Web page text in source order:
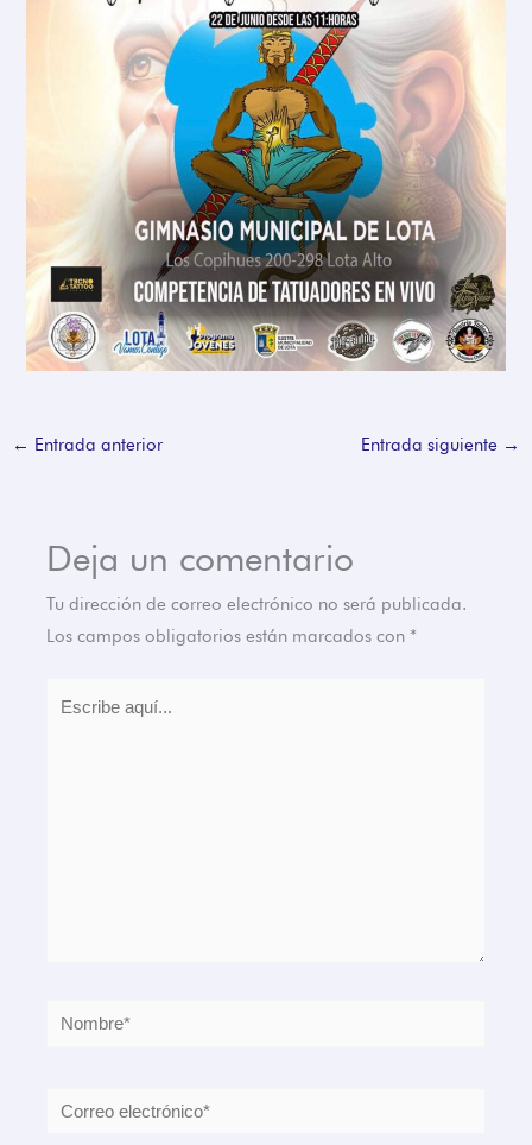
← Entrada anterior Entrada siguiente →
Deja un comentario
Tu dirección de correo electrónico no será publicada.
Los campos obligatorios están marcados con *
Nombre*
Correo